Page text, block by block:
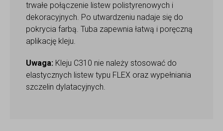
trwałe połączenie listew polistyrenowych i
dekoracyjnych. Po utwardzeniu nadaje się do
pokrycia farbą. Tuba zapewnia łatwą i poręczną
aplikację kleju.
Uwaga: Kleju C310 nie należy stosować do
elastycznych listew typu FLEX oraz wypełniania
szczelin dylatacyjnych.